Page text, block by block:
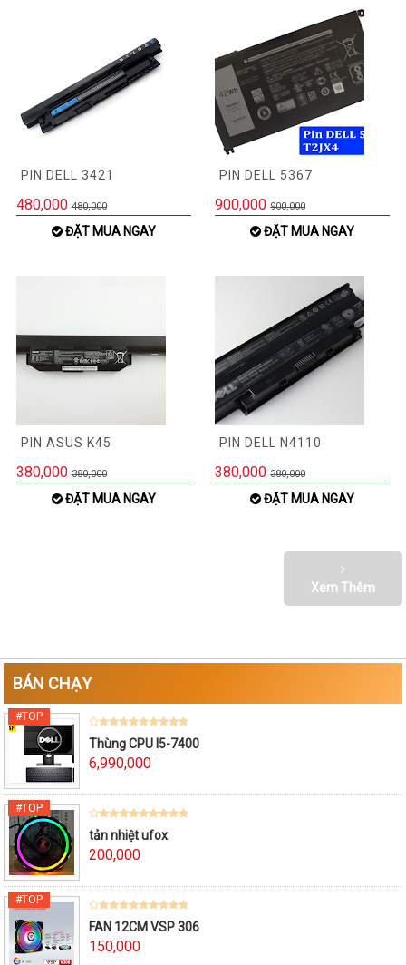
PIN DELL 3421
480,000 480,000
ĐẶT MUA NGAY
PIN DELL 5367
900,000 900,000
ĐẶT MUA NGAY
PIN ASUS K45
380,000 380,000
ĐẶT MUA NGAY
PIN DELL N4110
380,000 380,000
ĐẶT MUA NGAY
Xem Thêm
BÁN CHẠY
Thùng CPU I5-7400
6,990,000
tản nhiệt ufox
200,000
FAN 12CM VSP 306
150,000